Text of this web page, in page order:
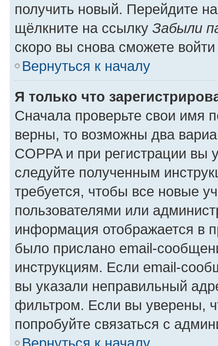
получить новый. Перейдите
щёлкните на ссылку Забыли
скоро вы снова сможете
Вернуться к началу
Я только что
Сначала проверьте свои имя
верны, то возможны два
COPPA и при регистрации вы
следуйте полученным
требуется, чтобы все новые
пользователями или
информация отображается в
было прислано email-
инструкциям. Если email-
вы указали неправильный
фильтром. Если вы уверены,
попробуйте связаться с
Вернуться к началу